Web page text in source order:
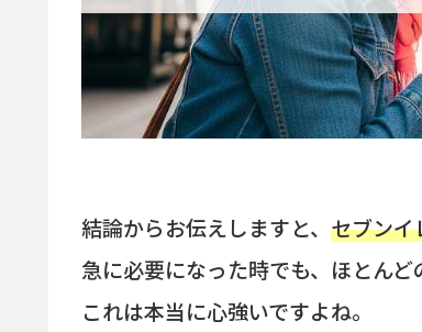
結論からお伝えしますと、 セブンイ
急に必要になった時でも、ほとん
これは本当に心強いですよね。